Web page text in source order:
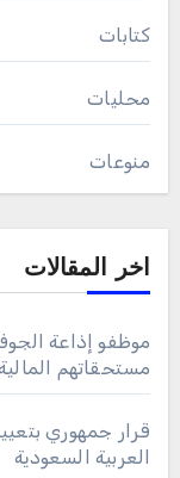
كتابات
محليات
منوعات
اخر المقالات
موظفو إذاعة
مستحقاتهم
قرار جمهوري
العربية السعودية